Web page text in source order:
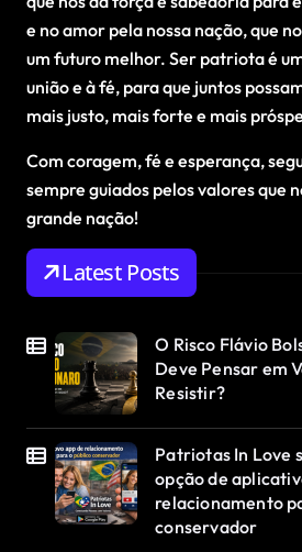
e no amor pela nossa nação, que
um futuro melhor. Ser patriota é
união e à fé, para que juntos
mais justo, mais forte e mais
Com coragem, fé e esperança,
sempre guiados pelos valores que
grande nação!
Latest Posts
O Risco Flávio
Deve Pensar em
Resistir?
Patriotas In Love
opção de
relacionamento
conservador